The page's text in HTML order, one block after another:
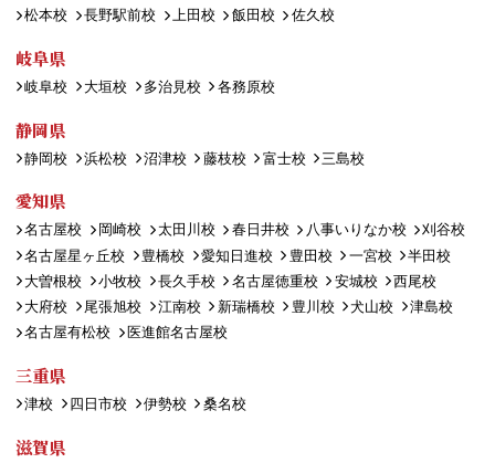
松本校 長野駅前校 上田校 飯田校 佐久校
岐阜県
岐阜校 大垣校 多治見校 各務原校
静岡県
静岡校 浜松校 沼津校 藤枝校 富士校 三島校
愛知県
名古屋校 岡崎校 太田川校 春日井校 八事いりなか校
刈谷校
名古屋星ヶ丘校
豊橋校 愛知日進校 豊田校 一宮校
半田校
大曽根校
小牧校 長久手校 名古屋徳重校 安城校
西尾校
大府校
尾張旭校 江南校 新瑞橋校 豊川校 犬山校
津島校
名古屋有松校
医進館名古屋校
三重県
津校 四日市校 伊勢校 桑名校
滋賀県